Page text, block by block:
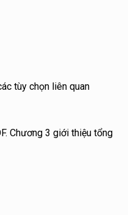
tùy chọn liên quan
Chương 3 giới thiệu tổng